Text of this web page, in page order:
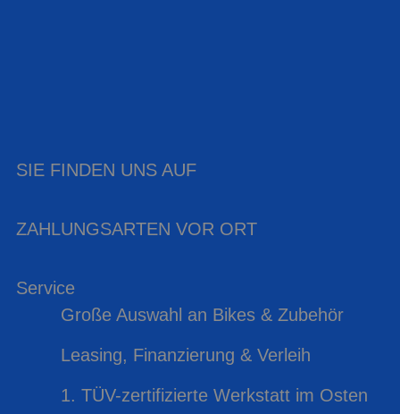
SIE FINDEN UNS AUF
ZAHLUNGSARTEN VOR ORT
Service
Große Auswahl an Bikes & Zubehör
Leasing, Finanzierung & Verleih
1. TÜV-zertifizierte Werkstatt im Osten